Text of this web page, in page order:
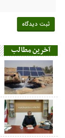
آخرین مطالب